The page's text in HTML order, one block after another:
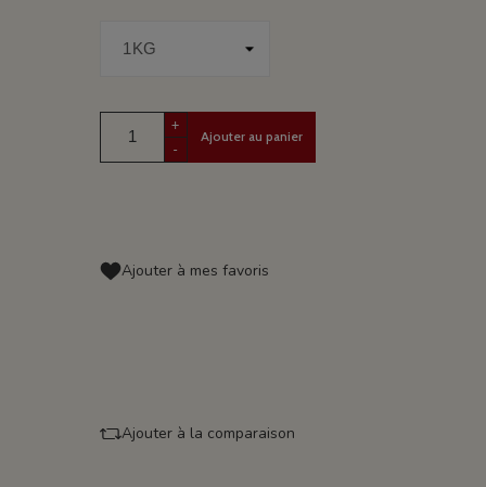
+
-
Ajouter au panier
Ajouter à mes favoris
Ajouter à la comparaison